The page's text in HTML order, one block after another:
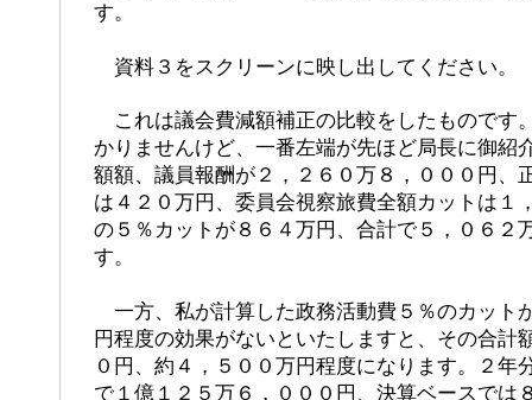
す。
資料３をスクリーンに映し出してください。
これは議会費減額補正の比較をしたものです
かりませんけど、一番左端が先ほど局長に御紹
額額、議員報酬が２，２６０万８，０００円、
は４２０万円、委員会視察旅費全額カットは１
の５％カットが８６４万円、合計で５，０６２
す。
一方、私が計算した政務活動費５％のカット
円程度の効果がないといたしますと、その合計
０円、約４，５００万円程度になります。２年
で１億１２５万６，０００円、決算ベースでは